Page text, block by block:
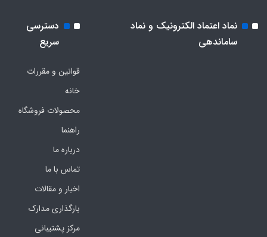
نماد اعتماد الکترونیک و نماد
ساماندهی
دسترسی
سریع
قوانین و مقررات
خانه
محصولات فروشگاه
راهنما
درباره ما
تماس با ما
اخبار و مقالات
بارگذاری مدارک
مرکز پشتیبانی